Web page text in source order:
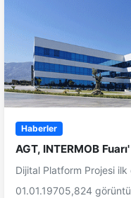
Haberler
AGT, INTERMOB
Dijital Platform Projesi
01.01.19705,824